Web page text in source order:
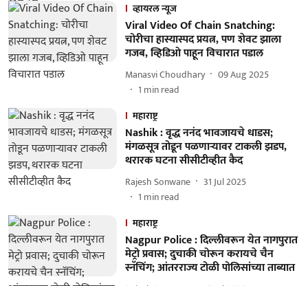
व्हायरल न्यूज
Viral Video Of Chain Snatching:
चोरीचा हास्यास्पद प्रयत्न, पण शेवट झाला
गजब, व्हिडिओ पाहून विचारात पडाल
Manasvi Choudhary
09 Aug 2025
1 min read
महाराष्ट्र
Nashik : वृद्ध ननंद भावजायचे धाडस;
मंगळसूत्र तोडून पळणाऱ्यावर टाकली झडप,
थरारक घटना सीसीटीव्हीत कैद
Rajesh Sonwane
31 Jul 2025
1 min read
महाराष्ट्र
Nagpur Police : दिल्लीवरून येत नागपुरात
मेट्रो प्रवास; दुचाकी चोरून करायचे चैन
स्नॅचिंग; आंतरराज्य टोळी पोलिसांच्या ताब्यात